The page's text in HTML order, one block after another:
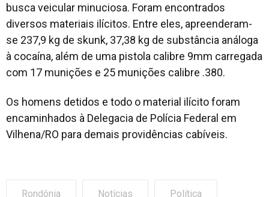
busca veicular minuciosa. Foram encontrados
diversos materiais ilícitos. Entre eles, apreenderam-
se 237,9 kg de skunk, 37,38 kg de substância análoga
à cocaína, além de uma pistola calibre 9mm carregada
com 17 munições e 25 munições calibre .380.
Os homens detidos e todo o material ilícito foram
encaminhados à Delegacia de Polícia Federal em
Vilhena/RO para demais providências cabíveis.
Rondônia Notícias Política